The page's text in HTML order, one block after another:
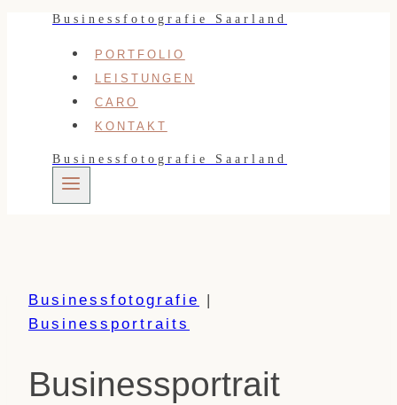
Businessfotografie Saarland
PORTFOLIO
LEISTUNGEN
CARO
KONTAKT
Businessfotografie Saarland
Businessfotografie
|
Businessportraits
Businessportrait